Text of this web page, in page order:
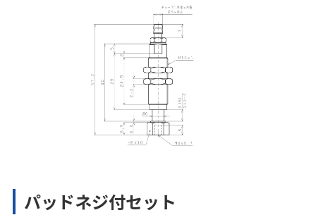
パッドネジ付セット